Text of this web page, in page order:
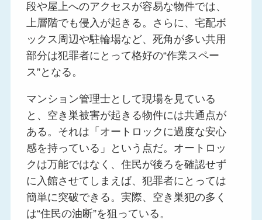
段や屋上へのアクセスが容易な物件では、
上層階でも侵入が起きる。さらに、宅配ボ
ックス周辺や駐輪場など、死角が多い共用
部分は犯罪者にとって格好の“作業スペー
ス”となる。
マンション管理士として現場を見ている
と、空き巣被害が起きる物件には共通点が
ある。それは「オートロックに過度な安心
感を持っている」という点だ。オートロッ
クは万能ではなく、住民が後ろを確認せず
に入館させてしまえば、犯罪者にとっては
簡単に突破できる。実際、空き巣犯の多く
は“住民の油断”を狙っている。